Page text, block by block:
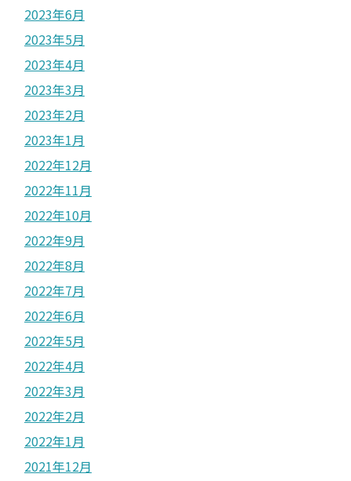
2023年6月
2023年5月
2023年4月
2023年3月
2023年2月
2023年1月
2022年12月
2022年11月
2022年10月
2022年9月
2022年8月
2022年7月
2022年6月
2022年5月
2022年4月
2022年3月
2022年2月
2022年1月
2021年12月